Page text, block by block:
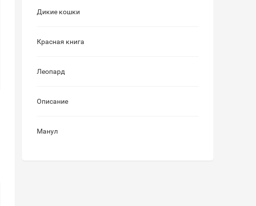
Дикие кошки
Красная книга
Леопард
Описание
Манул